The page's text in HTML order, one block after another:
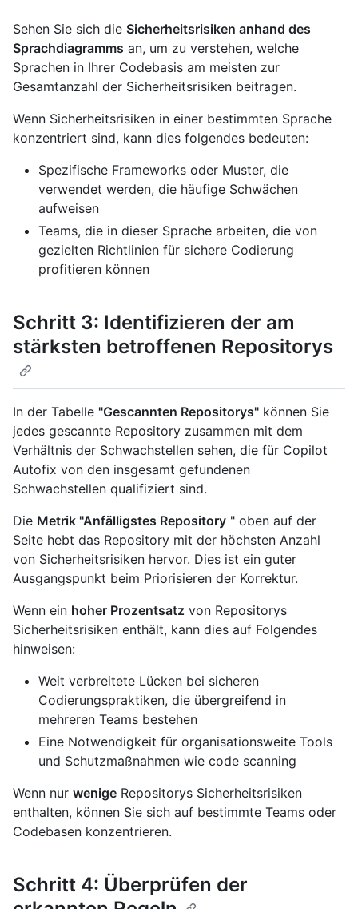
Sehen Sie sich die Sicherheitsrisiken anhand des
Sprachdiagramms an, um zu verstehen, welche
Sprachen in Ihrer Codebasis am meisten zur
Gesamtanzahl der Sicherheitsrisiken beitragen.
Wenn Sicherheitsrisiken in einer bestimmten Sprache
konzentriert sind, kann dies folgendes bedeuten:
Spezifische Frameworks oder Muster, die
verwendet werden, die häufige Schwächen
aufweisen
Teams, die in dieser Sprache arbeiten, die von
gezielten Richtlinien für sichere Codierung
profitieren können
Schritt 3: Identifizieren der am
stärksten betroffenen Repositorys
In der Tabelle "Gescannten Repositorys" können Sie
jedes gescannte Repository zusammen mit dem
Verhältnis der Schwachstellen sehen, die für Copilot
Autofix von den insgesamt gefundenen
Schwachstellen qualifiziert sind.
Die Metrik "Anfälligstes Repository " oben auf der
Seite hebt das Repository mit der höchsten Anzahl
von Sicherheitsrisiken hervor. Dies ist ein guter
Ausgangspunkt beim Priorisieren der Korrektur.
Wenn ein hoher Prozentsatz von Repositorys
Sicherheitsrisiken enthält, kann dies auf Folgendes
hinweisen:
Weit verbreitete Lücken bei sicheren
Codierungspraktiken, die übergreifend in
mehreren Teams bestehen
Eine Notwendigkeit für organisationsweite Tools
und Schutzmaßnahmen wie code scanning
Wenn nur wenige Repositorys Sicherheitsrisiken
enthalten, können Sie sich auf bestimmte Teams oder
Codebasen konzentrieren.
Schritt 4: Überprüfen der